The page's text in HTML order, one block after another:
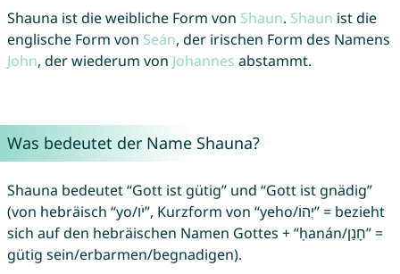
Shauna ist die weibliche Form von Shaun. Shaun ist die
englische Form von Seán, der irischen Form des Namens
John, der wiederum von Johannes abstammt.
Was bedeutet der Name Shauna?
Shauna bedeutet “Gott ist gütig” und “Gott ist gnädig”
(von hebräisch “yo/יֹו”, Kurzform von “yeho/יְהוֹ” = bezieht
sich auf den hebräischen Namen Gottes + “ḥanán/חָנַן” =
gütig sein/erbarmen/begnadigen).